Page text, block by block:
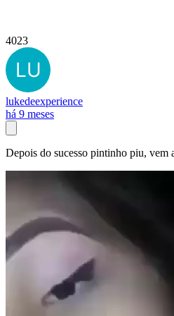
4023
lukedeexperience
há 9 meses
Depois do sucesso pintinho piu, vem